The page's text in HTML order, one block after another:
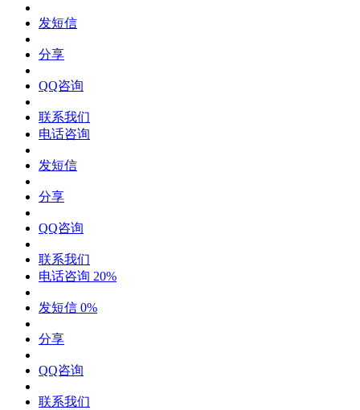
发短信
分享
QQ咨询
联系我们
电话咨询
发短信
分享
QQ咨询
联系我们
电话咨询 20%
发短信 0%
分享
QQ咨询
联系我们